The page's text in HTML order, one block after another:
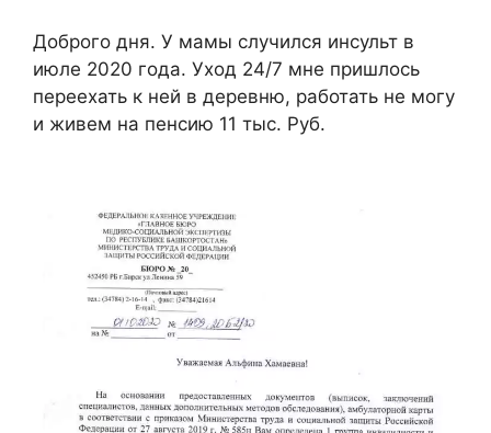
Доброго дня. У мамы случился инсульт в
июле 2020 года. Уход 24/7 мне пришлось
переехать к ней в деревню, работать не могу
и живем на пенсию 11 тыс. Руб.